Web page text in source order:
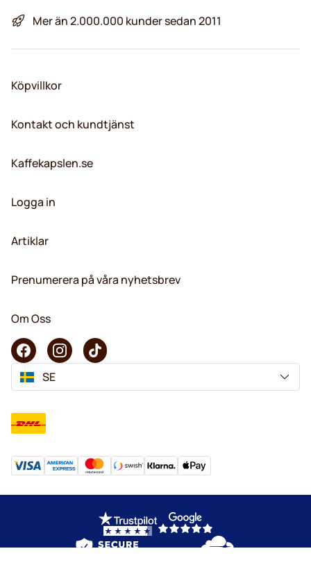
Mer än 2.000.000 kunder sedan 2011
Köpvillkor
Kontakt och kundtjänst
Kaffekapslen.se
Logga in
Artiklar
Prenumerera på våra nyhetsbrev
Om Oss
SE